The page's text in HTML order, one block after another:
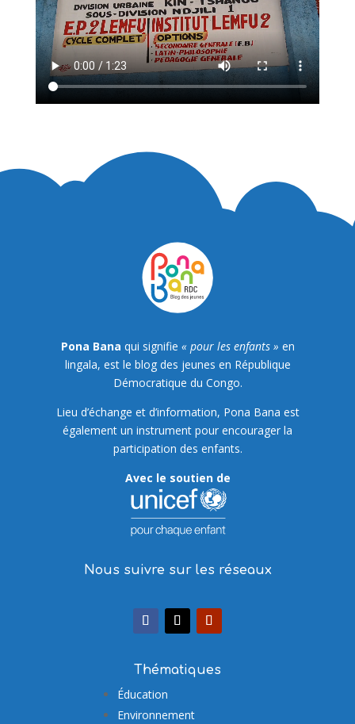
Pona Bana qui signifie « pour les enfants » en
lingala, est le blog des jeunes en République
Démocratique du Congo.
Lieu d’échange et d’information, Pona Bana est
également un instrument pour encourager la
participation des enfants.
Avec le soutien de
Nous suivre sur les réseaux
Thématiques
Éducation
Environnement